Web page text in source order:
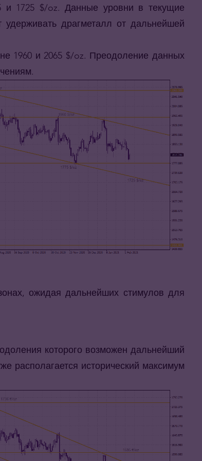
и 1725 $/oz. Данные уровни в текущие
драгметалл от дальнейшей
1960 и 2065 $/oz. Преодоление данных
ожидая дальнейших стимулов для
которого возможен дальнейший
располагается исторический максимум